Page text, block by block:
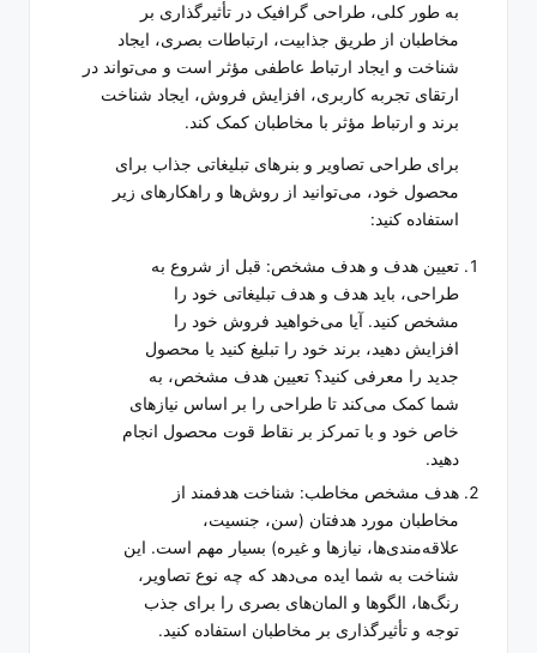
به طور کلی، طراحی گرافیک در تأثیرگذاری بر
مخاطبان از طریق جذابیت، ارتباطات بصری، ایجاد
شناخت و ایجاد ارتباط عاطفی مؤثر است و می‌تواند در
ارتقای تجربه کاربری، افزایش فروش، ایجاد شناخت
برند و ارتباط مؤثر با مخاطبان کمک کند.
برای طراحی تصاویر و بنرهای تبلیغاتی جذاب برای
محصول خود، می‌توانید از روش‌ها و راهکارهای زیر
استفاده کنید:
تعیین هدف و هدف مشخص: قبل از شروع به
طراحی، باید هدف و هدف تبلیغاتی خود را
مشخص کنید. آیا می‌خواهید فروش خود را
افزایش دهید، برند خود را تبلیغ کنید یا محصول
جدید را معرفی کنید؟ تعیین هدف مشخص، به
شما کمک می‌کند تا طراحی را بر اساس نیازهای
خاص خود و با تمرکز بر نقاط قوت محصول انجام
دهید.
هدف مشخص مخاطب: شناخت هدفمند از
مخاطبان مورد هدفتان (سن، جنسیت،
علاقه‌مندی‌ها، نیازها و غیره) بسیار مهم است. این
شناخت به شما ایده می‌دهد که چه نوع تصاویر،
رنگ‌ها، الگوها و المان‌های بصری را برای جذب
توجه و تأثیرگذاری بر مخاطبان استفاده کنید.